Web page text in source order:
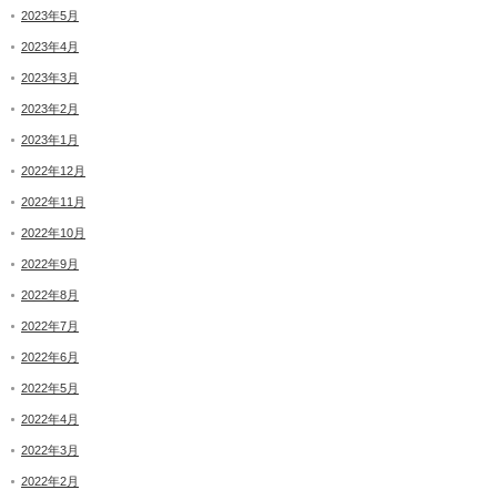
2023年5月
2023年4月
2023年3月
2023年2月
2023年1月
2022年12月
2022年11月
2022年10月
2022年9月
2022年8月
2022年7月
2022年6月
2022年5月
2022年4月
2022年3月
2022年2月